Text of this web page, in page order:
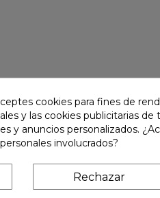
cookies para fines de
y las cookies publicitarias
y anuncios personalizados.
involucrados?
Rechazar